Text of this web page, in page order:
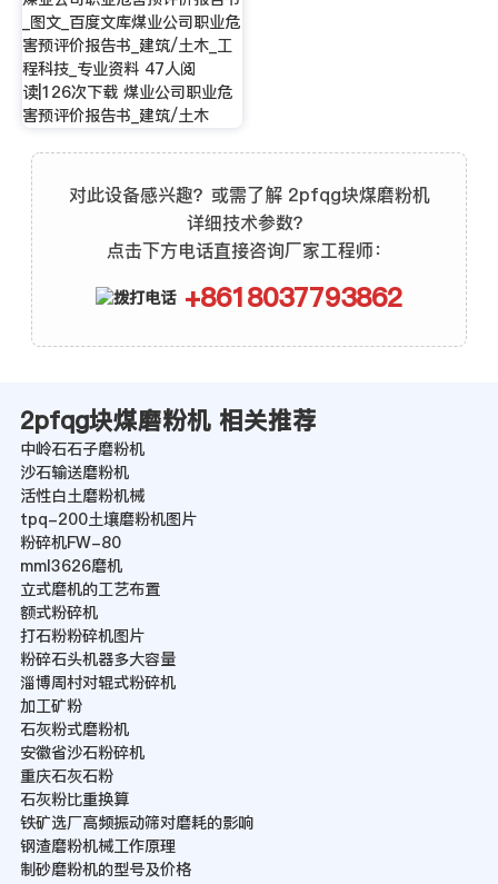
_图文_百度文库煤业公司职业危
害预评价报告书_建筑/土木_工
程科技_专业资料 47人阅
读|126次下载 煤业公司职业危
害预评价报告书_建筑/土木
对此设备感兴趣？或需了解 2pfqg块煤磨粉机
详细技术参数？
点击下方电话直接咨询厂家工程师：
+8618037793862
2pfqg块煤磨粉机 相关推荐
中岭石石子磨粉机
沙石输送磨粉机
活性白土磨粉机械
tpq-200土壤磨粉机图片
粉碎机FW-80
mml3626磨机
立式磨机的工艺布置
额式粉碎机
打石粉粉碎机图片
粉碎石头机器多大容量
淄博周村对辊式粉碎机
加工矿粉
石灰粉式磨粉机
安徽省沙石粉碎机
重庆石灰石粉
石灰粉比重换算
铁矿选厂高频振动筛对磨耗的影响
钢渣磨粉机械工作原理
制砂磨粉机的型号及价格